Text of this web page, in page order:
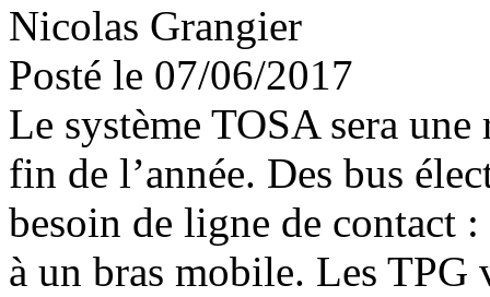
Nicolas Grangier
Posté le 07/06/2017
Le système TOSA sera
fin de l’année. Des bus
besoin de ligne de contact
à un bras mobile. Les TPG